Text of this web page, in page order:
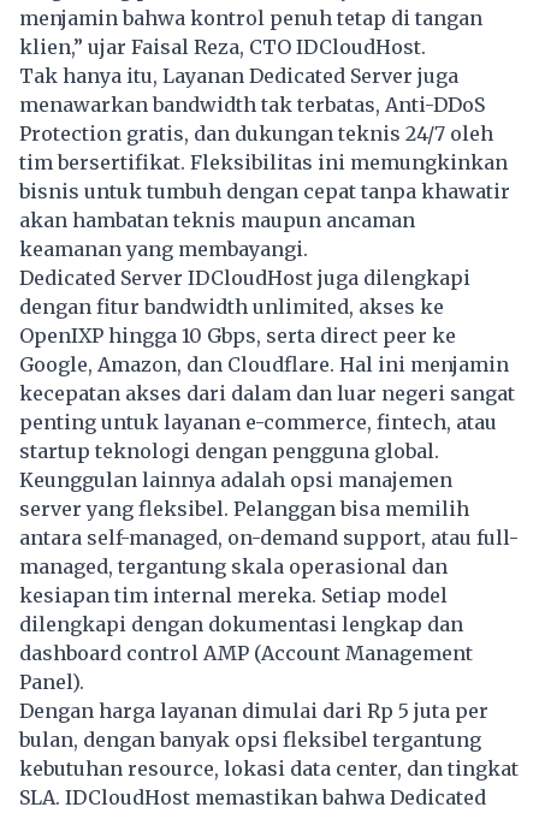
menjamin bahwa kontrol penuh tetap di tangan
klien,” ujar Faisal Reza, CTO IDCloudHost.
Tak hanya itu, Layanan Dedicated Server juga
menawarkan bandwidth tak terbatas, Anti-DDoS
Protection gratis, dan dukungan teknis 24/7 oleh
tim bersertifikat. Fleksibilitas ini memungkinkan
bisnis untuk tumbuh dengan cepat tanpa khawatir
akan hambatan teknis maupun ancaman
keamanan yang membayangi.
Dedicated Server IDCloudHost juga dilengkapi
dengan fitur bandwidth unlimited, akses ke
OpenIXP hingga 10 Gbps, serta direct peer ke
Google, Amazon, dan Cloudflare. Hal ini menjamin
kecepatan akses dari dalam dan luar negeri sangat
penting untuk layanan e-commerce, fintech, atau
startup teknologi dengan pengguna global.
Keunggulan lainnya adalah opsi manajemen
server yang fleksibel. Pelanggan bisa memilih
antara self-managed, on-demand support, atau full-
managed, tergantung skala operasional dan
kesiapan tim internal mereka. Setiap model
dilengkapi dengan dokumentasi lengkap dan
dashboard control AMP (Account Management
Panel).
Dengan harga layanan dimulai dari Rp 5 juta per
bulan, dengan banyak opsi fleksibel tergantung
kebutuhan resource, lokasi data center, dan tingkat
SLA. IDCloudHost memastikan bahwa Dedicated